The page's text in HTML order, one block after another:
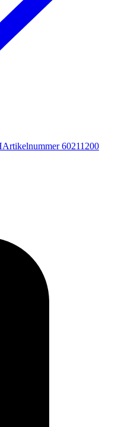
Artikelnummer 60211200